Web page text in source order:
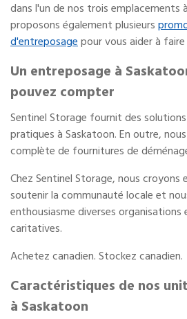
dans l'un de nos trois emplacements
proposons également plusieurs
d'entreposagepour vous aider à
Un entreposage à
pouvez compter
Sentinel Storage fournit des
pratiques à Saskatoon. En outre,
complète de fournitures de
Chez Sentinel Storage, nous croyons
soutenir la communauté locale et
enthousiasme diverses
caritatives.
Achetez canadien. Stockez canadien.
Caractéristiques de nos
à Saskatoon